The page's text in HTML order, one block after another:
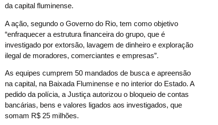
da capital fluminense.
A ação, segundo o Governo do Rio, tem como objetivo
“enfraquecer a estrutura financeira do grupo, que é
investigado por extorsão, lavagem de dinheiro e exploração
ilegal de moradores, comerciantes e empresas”.
As equipes cumprem 50 mandados de busca e apreensão
na capital, na Baixada Fluminense e no interior do Estado. A
pedido da polícia, a Justiça autorizou o bloqueio de contas
bancárias, bens e valores ligados aos investigados, que
somam R$ 25 milhões.